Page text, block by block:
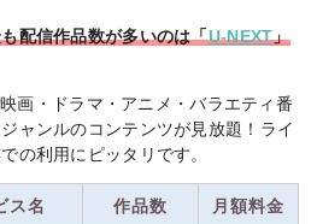
配信作品数が多いのは「U-NEXT」
画・ドラマ・アニメ・バラエティ番
ャンルのコンテンツが見放題！ライ
の利用にピッタリです。
ス名 作品数 月額料金